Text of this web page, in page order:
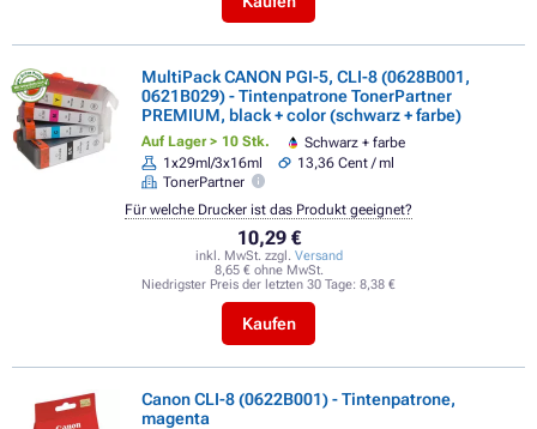
MultiPack CANON PGI-5, CLI-8 (0628B001,
0621B029) - Tintenpatrone TonerPartner
PREMIUM, black + color (schwarz + farbe)
Auf Lager > 10 Stk.
Schwarz + farbe
1x29ml/3x16ml
13,36 Cent / ml
TonerPartner
10,29 €
inkl. MwSt. zzgl. Versand
8,65 € ohne MwSt.
Niedrigster Preis der letzten 30 Tage: 8,38 €
Kaufen
Für welche Drucker ist das Produkt geeignet?
Canon CLI-8 (0622B001) - Tintenpatrone,
magenta